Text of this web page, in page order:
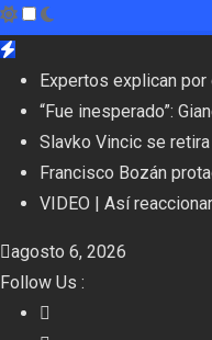
Skip
content
Expertos explican
“Fue inesperado”:
Slavko Vincic se
Francisco Bozán
VIDEO | Así
agosto 6, 2026
Follow Us :